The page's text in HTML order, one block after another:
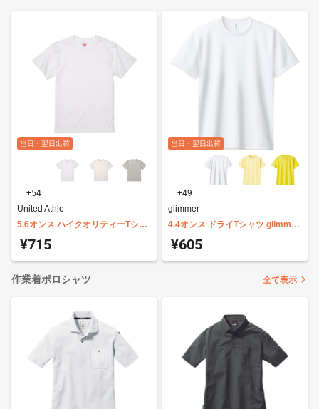
当日・翌日出荷
+54
United Athle
5.6オンス ハイクオリティーTシャ
ツ United Athle 5001-01
¥715
当日・翌日出荷
+49
glimmer
4.4オンス ドライTシャツ glimmer
00300-ACT
¥605
作業着ポロシャツ 全て表示